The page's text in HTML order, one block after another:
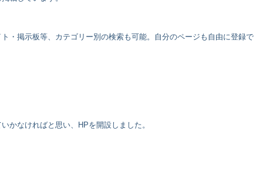
・掲示板等、カテゴリー別の検索も可能。自分のページも自由に登録で
かなければと思い、HPを開設しました。